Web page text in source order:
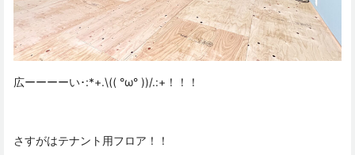
広ーーーーい･:*+.\(( °ω° ))/.:+！！！
さすがはテナント用フロア！！